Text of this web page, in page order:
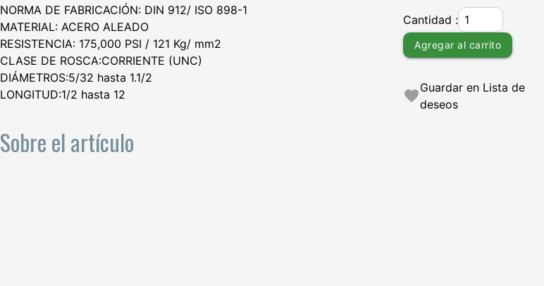
NORMA DE FABRICACIÓN: DIN 912/ ISO 898-1
MATERIAL: ACERO ALEADO
RESISTENCIA: 175,000 PSI / 121 Kg/ mm2
CLASE DE ROSCA:CORRIENTE (UNC)
DIÁMETROS:5/32 hasta 1.1/2
LONGITUD:1/2 hasta 12
Sobre el artículo
Cantidad :
Agregar al carrito
favoriteGuardar en Lista de
deseos